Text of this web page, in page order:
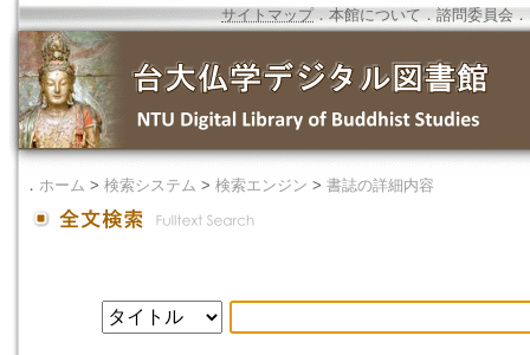
サイトマップ．本館について ． 諮問委員会 ．
． ホーム > 検索システム > 検索エンジン > 書誌の詳細内容